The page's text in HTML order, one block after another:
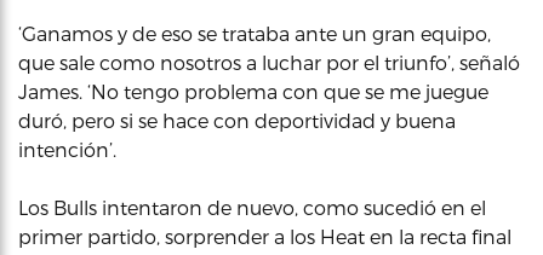
‘Ganamos y de eso se trataba ante un gran equipo,
que sale como nosotros a luchar por el triunfo’, señaló
James. ‘No tengo problema con que se me juegue
duró, pero si se hace con deportividad y buena
intención’.
Los Bulls intentaron de nuevo, como sucedió en el
primer partido, sorprender a los Heat en la recta final